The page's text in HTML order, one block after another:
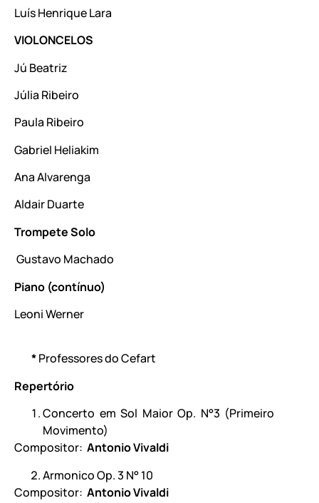
Luís Henrique Lara
VIOLONCELOS
Jú Beatriz
Júlia Ribeiro
Paula Ribeiro
Gabriel Heliakim
Ana Alvarenga
Aldair Duarte
Trompete Solo
Gustavo Machado
Piano (contínuo)
Leoni Werner
*Professores do Cefart
Repertório
Concerto em Sol Maior Op. N°3 (Primeiro
Movimento)
Compositor: Antonio Vivaldi
Armonico Op. 3 N° 10
Compositor: Antonio Vivaldi